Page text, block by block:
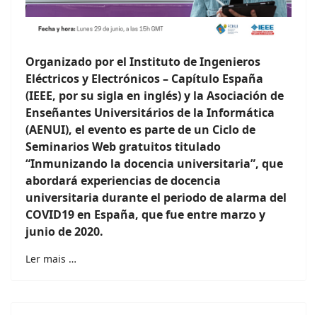
Organizado por el Instituto de Ingenieros
Eléctricos y Electrónicos – Capítulo España
(IEEE, por su sigla en inglés) y la Asociación de
Enseñantes Universitários de la Informática
(AENUI), el evento es parte de un Ciclo de
Seminarios Web gratuitos titulado
“Inmunizando la docencia universitaria”, que
abordará experiencias de docencia
universitaria durante el periodo de alarma del
COVID19 en España, que fue entre marzo y
junio de 2020.
Ler mais …